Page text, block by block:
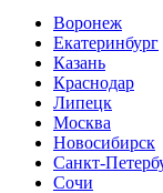
Воронеж
Екатеринбург
Казань
Краснодар
Липецк
Москва
Новосибирск
Санкт-
Сочи